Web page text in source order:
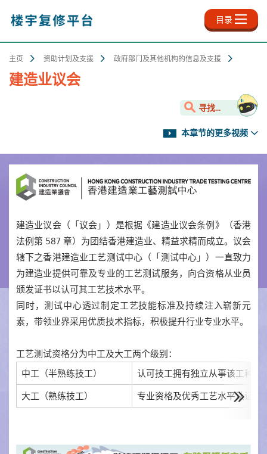
内
目录
主页 资助计划及支援 政府部门及其他机构的信息及支援
建造业议会
寻找...
本章节的更多视频
建造业议会（「议会」）是根据《建造业议会条例》（香港
法例第 587 章）为团结香港建造业、精益求精而成立。议会
辖下之香港建造业工艺测试中心（「测试中心」）一直致力
为建造业提供可靠及专业的工艺测试服务，向合资格从业员
颁发证书以认可其工艺技术水平。
同时，测试中心透过制定工艺技能标准及持续注入崭新元
素，带领业界采用优质技术指标，积极提升行业专业水平。
工艺测试资格分为中工及大工两个级别：
中工（半熟练技工）
认可技工拥有独立从事该工种技
大工（熟练技工）
专业资格及优秀工艺水平认证